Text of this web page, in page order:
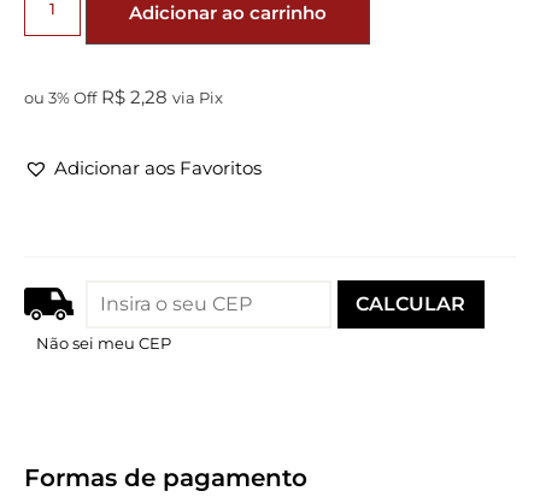
Adicionar ao carrinho
ou 3% Off R$ 2,28 via Pix
Adicionar aos Favoritos
Não sei meu CEP
Formas de pagamento